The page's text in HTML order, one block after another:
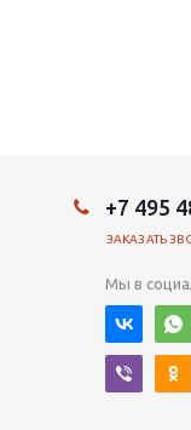
+7 495
ЗАКАЗАТЬ
Мы в